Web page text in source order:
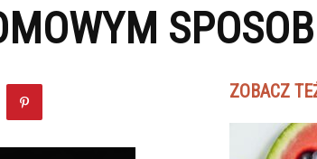
ZOBACZ